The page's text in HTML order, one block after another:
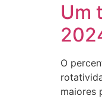
Um
O
maiores